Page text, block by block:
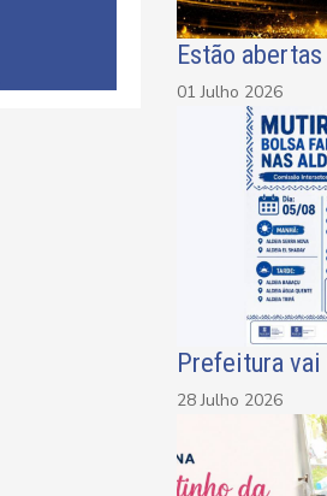
Estão
01 Julho 2026
Prefeitura
28 Julho 2026